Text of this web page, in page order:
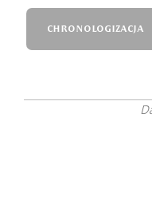
CHRONOLOGIZACJA